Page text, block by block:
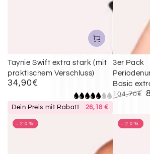
Taynie Swift extra stark (mit
praktischem Verschluss)
Regulärer
34,90€
Dein Preis mit Rabatt 26,18 €
3er Pack
Basic
104,70€
–20% –20%